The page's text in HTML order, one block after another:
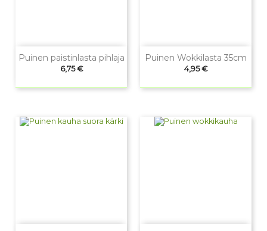
Puinen paistinlasta pihlaja
Hinta
6,75 €
Puinen Wokkilasta 35cm
Hinta
4,95 €